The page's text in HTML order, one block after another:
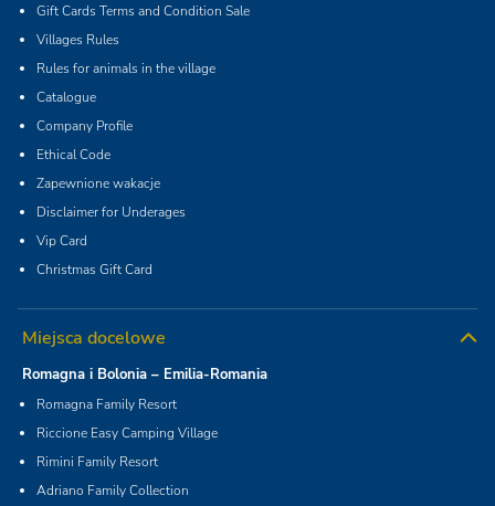
Gift Cards Terms and Condition Sale
Villages Rules
Rules for animals in the village
Catalogue
Company Profile
Ethical Code
Zapewnione wakacje
Disclaimer for Underages
Vip Card
Christmas Gift Card
Miejsca docelowe
Romagna i Bolonia – Emilia-Romania
Romagna Family Resort
Riccione Easy Camping Village
Rimini Family Resort
Adriano Family Collection